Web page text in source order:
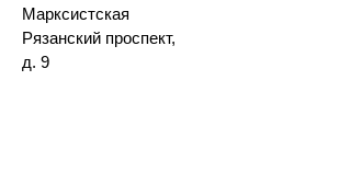
Марксистская
Рязанский проспект,
д. 9